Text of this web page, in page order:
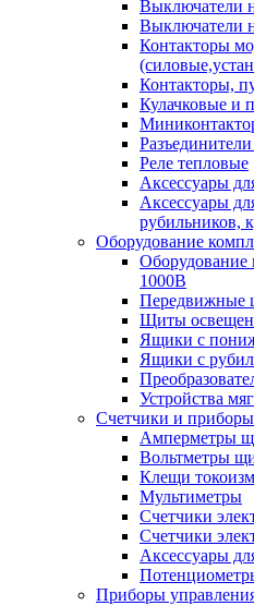
Выключатели
Выключатели
Контакторы
Контакторы,
Кулачковые и
Реле тепловые
Аксессуары
Аксессуары
рубильников,
Оборудование
Оборудование
1000В
Передвижные
Щиты
Ящики с
Ящики с
Устройства
Счетчики и
Амперметры
Вольтметры
Клещи
Мультиметры
Счетчики
Счетчики
Аксессуары
Приборы